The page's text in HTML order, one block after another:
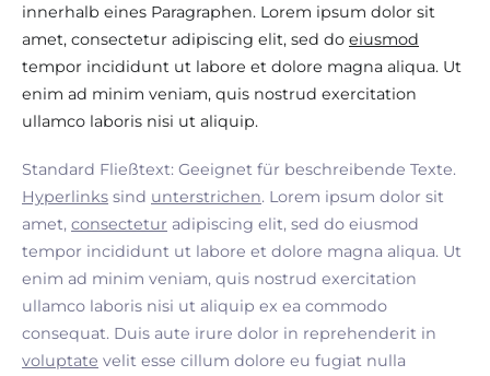
innerhalb eines Paragraphen. Lorem ipsum dolor sit
amet, consectetur adipiscing elit, sed do eiusmod
tempor incididunt ut labore et dolore magna aliqua. Ut
enim ad minim veniam, quis nostrud exercitation
ullamco laboris nisi ut aliquip.
Standard Fließtext: Geeignet für beschreibende Texte.
Hyperlinks sind unterstrichen. Lorem ipsum dolor sit
amet, consectetur adipiscing elit, sed do eiusmod
tempor incididunt ut labore et dolore magna aliqua. Ut
enim ad minim veniam, quis nostrud exercitation
ullamco laboris nisi ut aliquip ex ea commodo
consequat. Duis aute irure dolor in reprehenderit in
voluptate velit esse cillum dolore eu fugiat nulla